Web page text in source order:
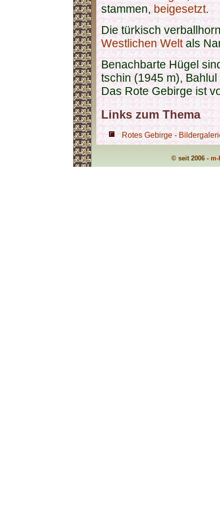
stammen,beigesetzt.
Die türkisch
Westlichen Weltals
Benachbarte Hügel
tschin (1945 m),
Das Rote Gebirge ist
Links zum Thema
Rotes Gebirge -
© seit 2006 -